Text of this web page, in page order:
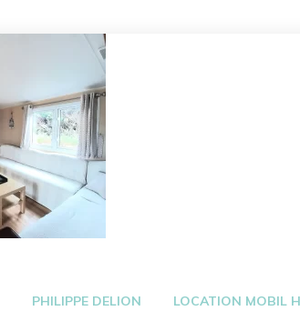
PHILIPPE DELION LOCATION MOBIL